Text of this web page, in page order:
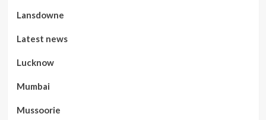
Lansdowne
Latest news
Lucknow
Mumbai
Mussoorie